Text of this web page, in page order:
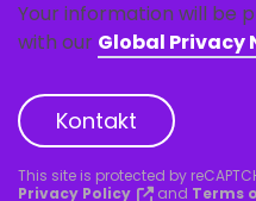
Your information will be
with our Global Privacy
Kontakt
This site is protected by
Privacy Policy
and Terms